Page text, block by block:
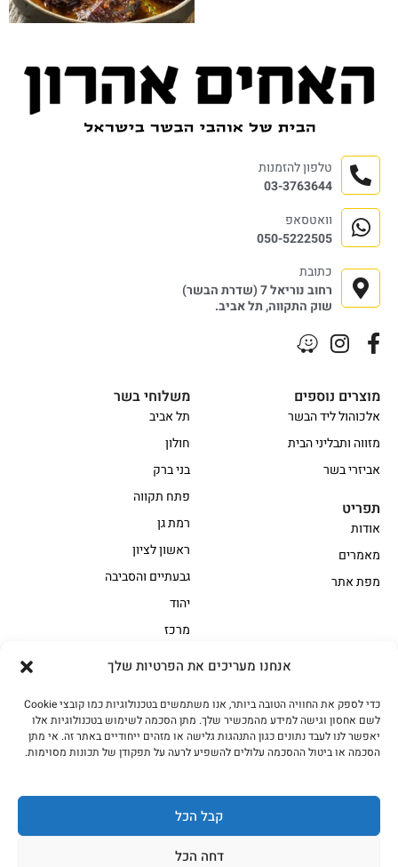
אנחנו מעריכים את הפרטיות שלך
כדי לספק את החוויה הטובה ביותר, אנו משתמשים בטכנולוגיות כמו קובצי Cookie
לשם אחסון וגישה למידע מהמכשיר שלך. מתן הסכמה לשימוש בטכנולוגיות אלו
יאפשר לנו לעבד נתונים כגון התנהגות גלישה או מזהים ייחודיים באתר זה. אי מתן
הסכמה או ביטול ההסכמה עלולים להשפיע לרעה על תפקודן של תכונות מסוימות.
קבל הכל
דחה הכל
אווז
בשר בקר משובח
בשר בקר עגלה משובח
בשר למעשנת
הודו
חלקים אחוריים
מיוחדי מסורת1
נתחי פנים
עוף
משלוחי בשר
תל אביב
חולון
בני ברק
פתח תקווה
רמת גן
ראשון לציון
גבעתיים והסביבה
יהוד
מרכז
מוצרים נוספים
אלכוהול ליד הבשר
מזווה ותבליני הבית
אביזרי בשר
תפריט
אודות
מאמרים
מפת אתר
טלפון להזמנות
03-3763644
וואטסאפ
050-5222505
כתובת
רחוב נוריאל 7 (שדרת הבשר)
שוק התקווה, תל אביב.